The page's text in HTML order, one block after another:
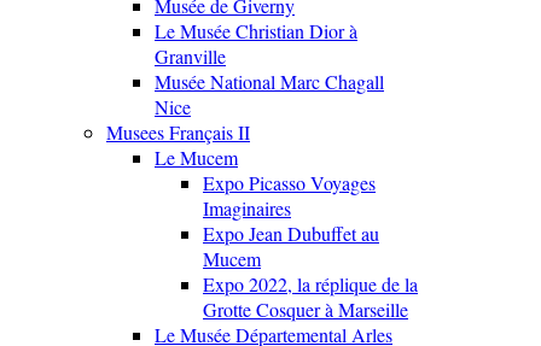
Musée de Giverny
Le Musée Christian Dior à
Granville
Musée National Marc Chagall
Nice
Musees Français II
Le Mucem
Expo Picasso Voyages
Imaginaires
Expo Jean Dubuffet au
Mucem
Expo 2022, la réplique de la
Grotte Cosquer à Marseille
Le Musée Départemental Arles